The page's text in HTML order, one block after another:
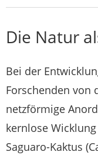
Die Natur
Bei der
Forschenden von
netzförmige
kernlose
Saguaro-Kaktus